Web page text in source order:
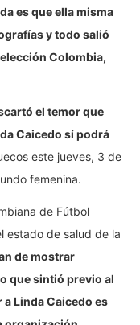
es que ella misma
y todo salió
Colombia,
el temor que
Caicedo sí podrá
este jueves, 3 de
femenina.
de Fútbol
estado de salud de la
de mostrar
que sintió previo al
Linda Caicedo es